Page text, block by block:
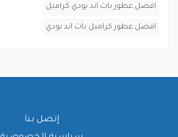
افضل عطور باث اند بودي كراميل
افضل عطور كراميل باث اند بودي
إتصل بنا